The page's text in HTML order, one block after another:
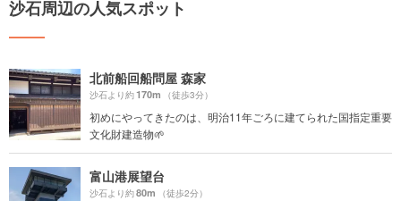
沙石周辺の人気スポット
北前船回船問屋 森家
沙石より約170m （徒歩3分）
初めにやってきたのは、明治11年ごろに建てられた国指定重要
文化財建造物🌱
富山港展望台
沙石より約80m （徒歩2分）